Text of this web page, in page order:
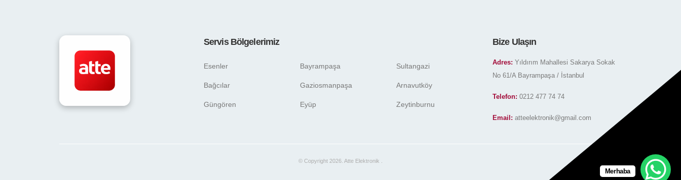
Servis Bölgelerimiz
Esenler
Bağcılar
Güngören
Bayrampaşa
Gaziosmanpaşa
Eyüp
Sultangazi
Arnavutköy
Zeytinburnu
Bize Ulaşın
Adres: Yıldırım Mahallesi Sakarya Sokak
No 61/A Bayrampaşa / İstanbul
Telefon: 0212 477 74 74
Email: atteelektronik@gmail.com
© Copyright 2026. Atte Elektronik .
Merhaba